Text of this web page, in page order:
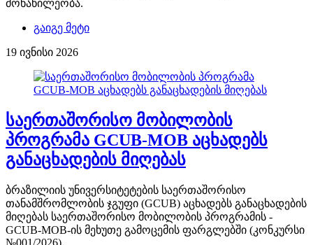
მონაწილეობა.
გაიგე მეტი
19 ივნისი 2026
საერთაშორისო მობილობის
პროგრამა GCUB-MOB აცხადებს
განაცხადების მიღებას
ბრაზილიის უნივერსიტეტების საერთაშორისო
თანამშრომლობის ჯგუფი (GCUB) აცხადებს განაცხადების
მიღებას საერთაშორისო მობილობის პროგრამის -
GCUB-MOB-ის მეხუთე გამოცემის ფარგლებში (კონკურსი
№001/2026).